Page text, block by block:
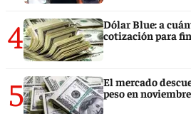
4
Dólar Blue: a
cotización para
5
El mercado
peso en